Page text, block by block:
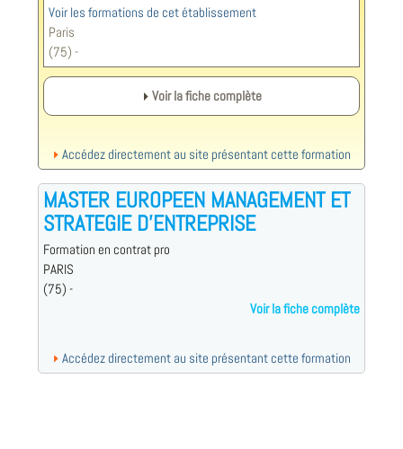
Voir les formations de cet établissement
Paris
(75) -
Voir la fiche complète
Accédez directement au site présentant cette formation
MASTER EUROPEEN MANAGEMENT ET
STRATEGIE D'ENTREPRISE
Formation en contrat pro
PARIS
(75) -
Voir la fiche complète
Accédez directement au site présentant cette formation